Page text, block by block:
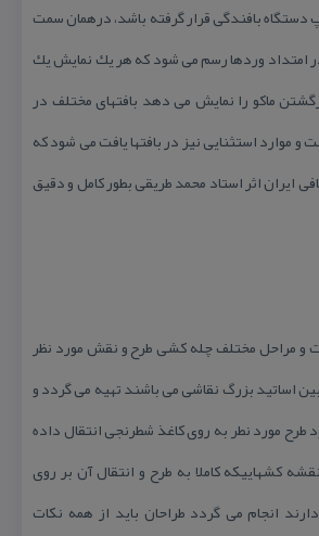
بافندگی قرار گرفته باشد، درهمان سمت
وردها رسم می شود كه هر یك نمایش یك
ماكو را نمایش می دهد بافتهای مختلف در
و موارد استثنایی نیز در بافتها یافت می شود كه
ایران اثر استاد محمد طریقی بطور كامل و دقیق
و مراحل مختلف چله كشی طرح و نقش مورد نظر
اساتید بزرگ نقاشی می باشند تهیه می گردد و
طرح مورد نطر به روی كاغذ شطرنجی انتقال داده
كشهاییكه كاملا به طرح و انتقال آن بر روی
انجام می گردد طراحان باید از همه نكات